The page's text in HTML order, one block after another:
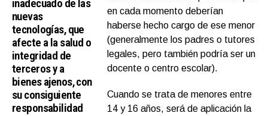
inadecuado de las
nuevas
tecnologías, que
afecte a la salud o
integridad de
terceros y a
bienes ajenos, con
su consiguiente
responsabilidad
en cada momento deberían
haberse hecho cargo de ese menor
(generalmente los padres o tutores
legales, pero también podría ser un
docente o centro escolar).
Cuando se trata de menores entre
14 y 16 años, será de aplicación la